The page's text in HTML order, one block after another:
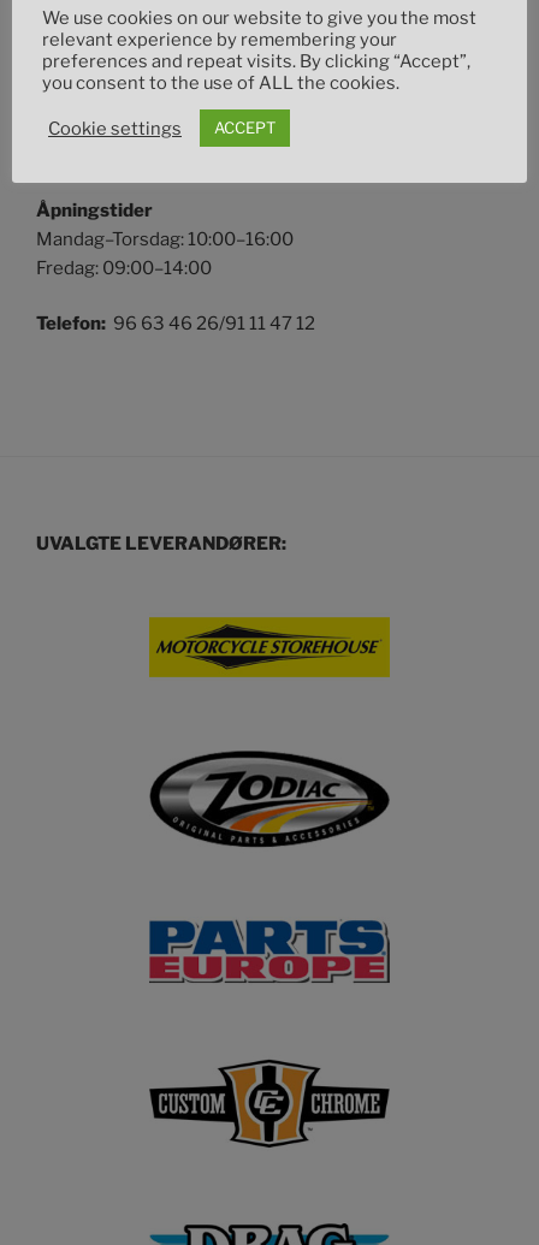
FINN OSS
Adresse
Uthusvegen 36
Åpningstider
Mandag–Torsdag: 10:00–16:00
Fredag: 09:00–14:00
Telefon: 96 63 46 26/91 11 47 12
UVALGTE LEVERANDØRER:
We use cookies on our website to give you the most
relevant experience by remembering your
preferences and repeat visits. By clicking “Accept”,
you consent to the use of ALL the cookies.
Cookie settings ACCEPT